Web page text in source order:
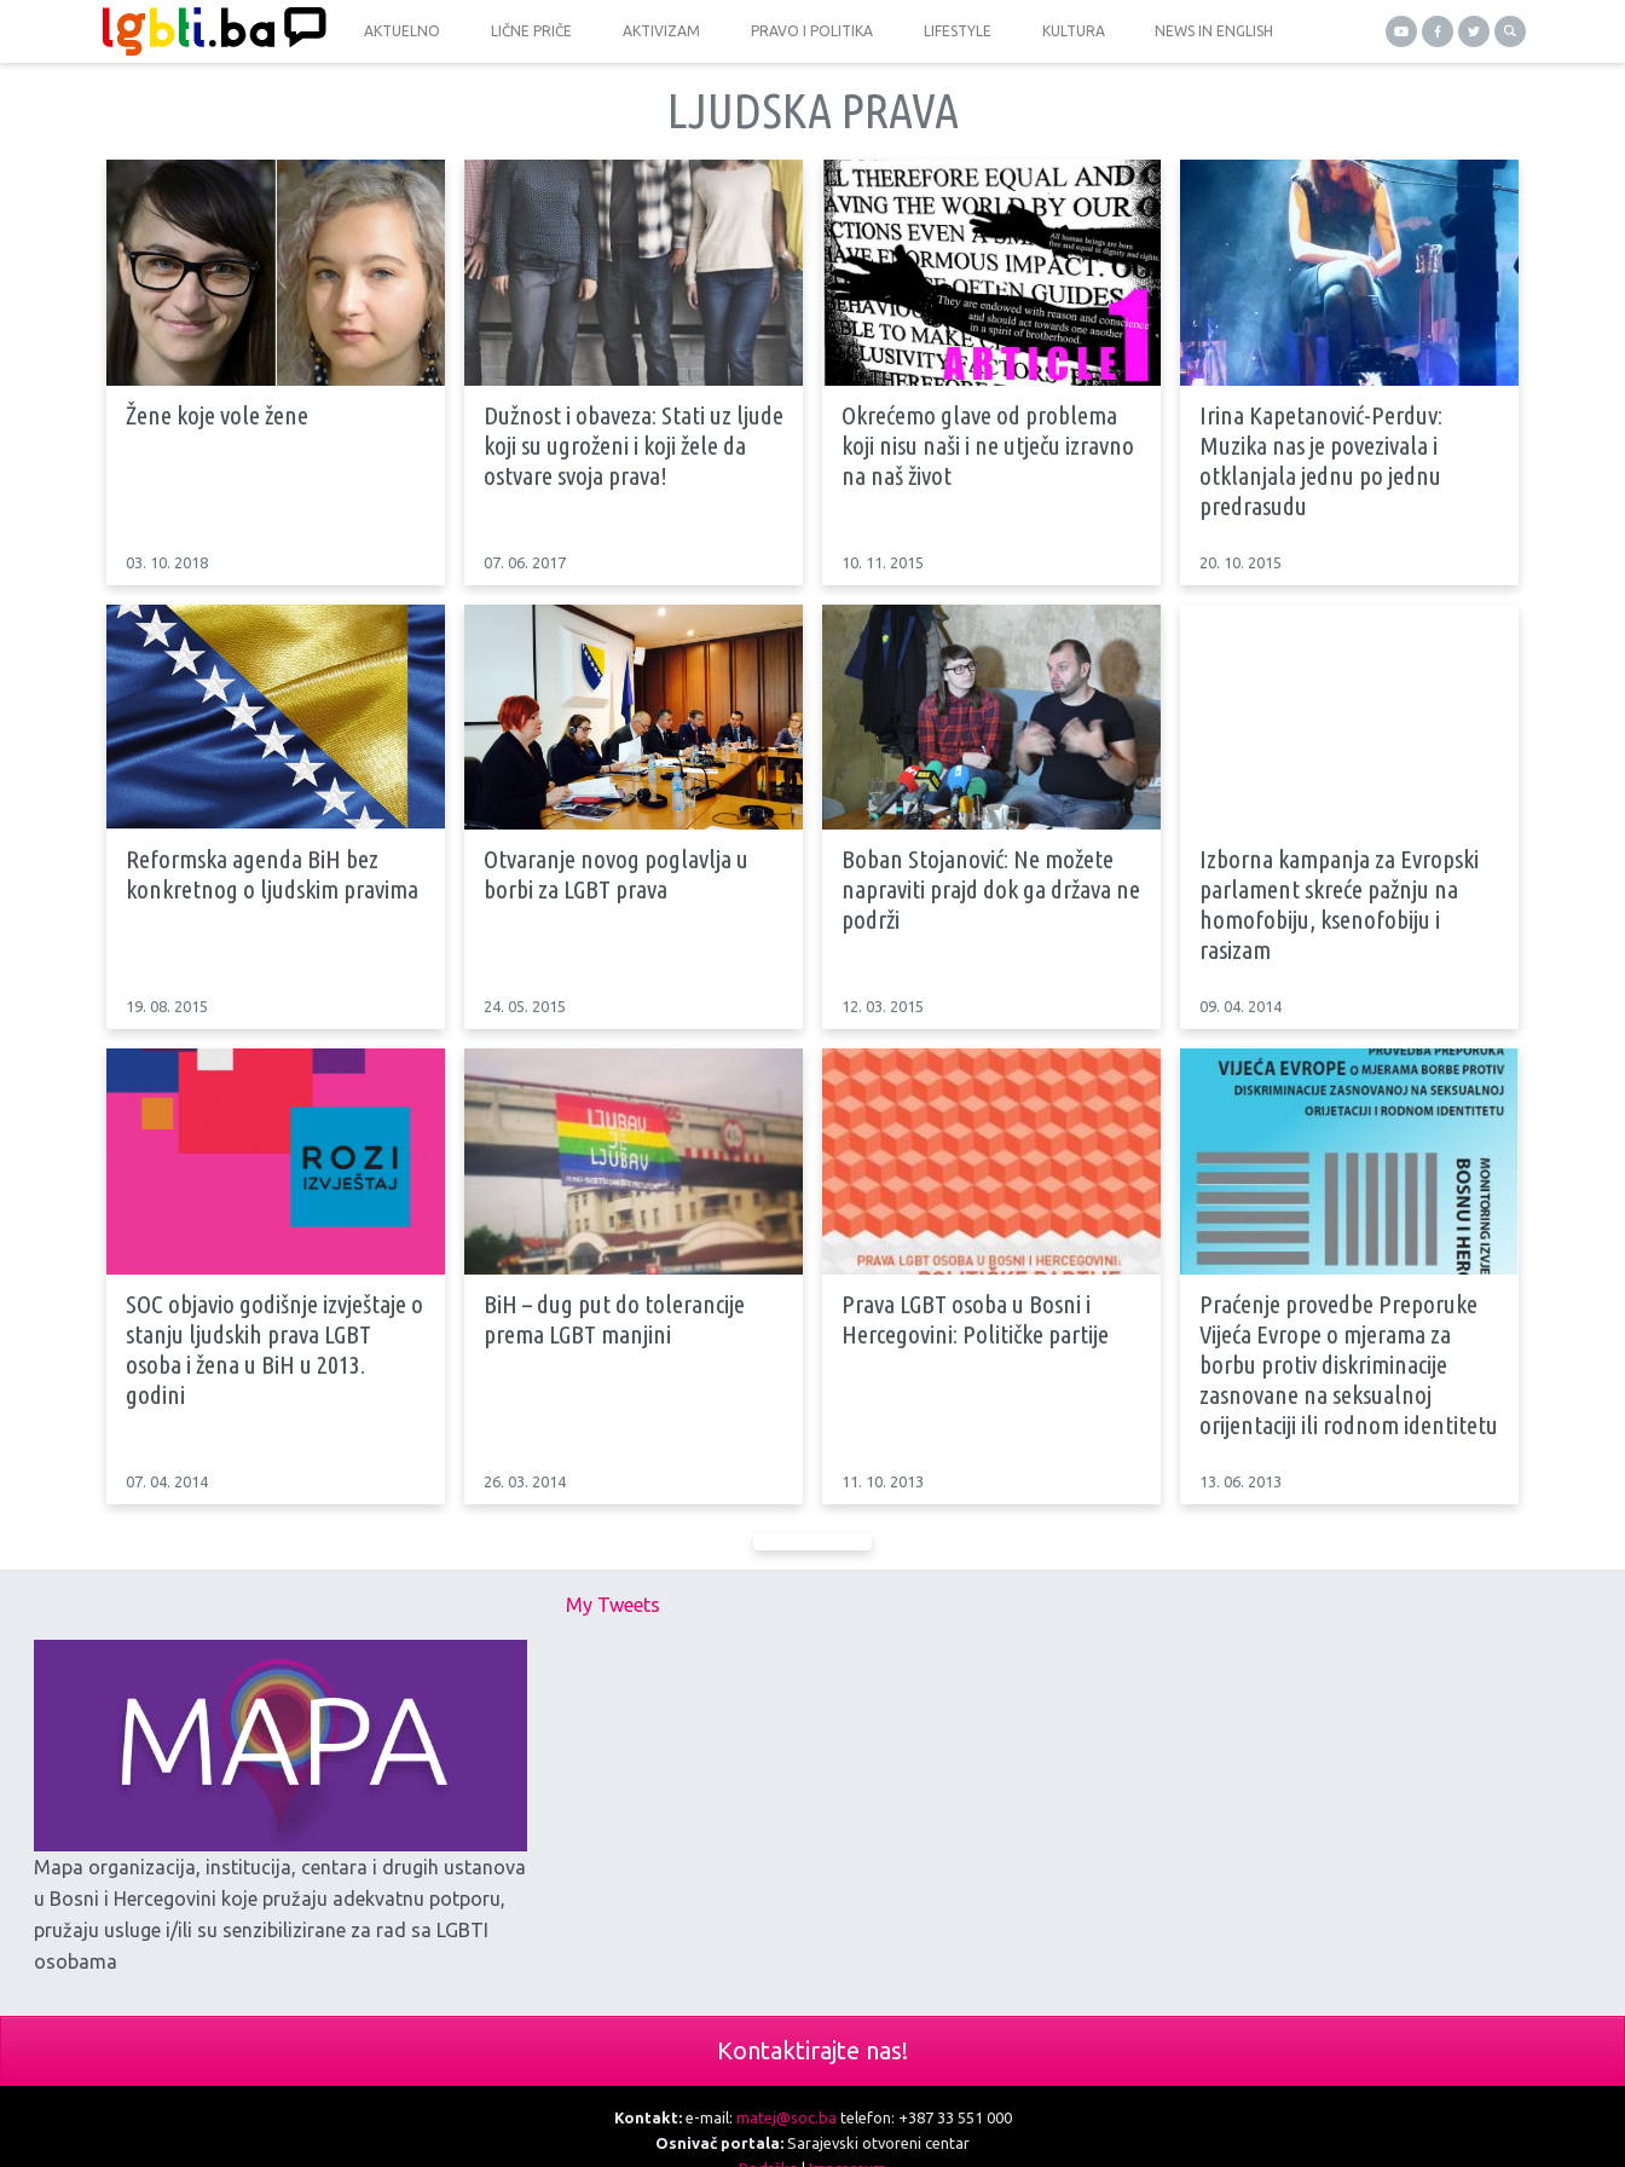
AKTUELNO LIČNE PRIČE AKTIVIZAM PRAVO I POLITIKA LIFESTYLE KULTURA NEWS IN ENGLISH
LJUDSKA PRAVA
Žene koje vole žene
03. 10. 2018
Dužnost i obaveza: Stati uz ljude
koji su ugroženi i koji žele da
ostvare svoja prava!
07. 06. 2017
Okrećemo glave od problema
koji nisu naši i ne utječu izravno
na naš život
10. 11. 2015
Irina Kapetanović-Perduv:
Muzika nas je povezivala i
otklanjala jednu po jednu
predrasudu
20. 10. 2015
Reformska agenda BiH bez
konkretnog o ljudskim pravima
19. 08. 2015
Otvaranje novog poglavlja u
borbi za LGBT prava
24. 05. 2015
Boban Stojanović: Ne možete
napraviti prajd dok ga država ne
podrži
12. 03. 2015
Izborna kampanja za Evropski
parlament skreće pažnju na
homofobiju, ksenofobiju i
rasizam
09. 04. 2014
SOC objavio godišnje izvještaje o
stanju ljudskih prava LGBT
osoba i žena u BiH u 2013.
godini
07. 04. 2014
BiH – dug put do tolerancije
prema LGBT manjini
26. 03. 2014
Prava LGBT osoba u Bosni i
Hercegovini: Političke partije
11. 10. 2013
Praćenje provedbe Preporuke
Vijeća Evrope o mjerama za
borbu protiv diskriminacije
zasnovane na seksualnoj
orijentaciji ili rodnom identitetu
13. 06. 2013
Mapa organizacija, institucija, centara i drugih ustanova
u Bosni i Hercegovini koje pružaju adekvatnu potporu,
pružaju usluge i/ili su senzibilizirane za rad sa LGBTI
osobama
My Tweets
Kontaktirajte nas!
Kontakt:e-mail: matej@soc.ba telefon: +387 33 551 000
Osnivač portala: Sarajevski otvoreni centar